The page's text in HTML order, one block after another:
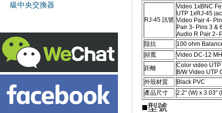
級中央交換器
RJ-45 訊號
Video 1xBNC
UTP 1xRJ-45
Video Pair 4-
Pair 3- Pins 3 &
Audio R Pair 2-
阻抗
100 ohm
頻寬
Video DC-12
距離
Color video
B/W Video UTP
外殼材質
Black PVC
產品尺寸
2.2" (W) x 3.03"
■型號